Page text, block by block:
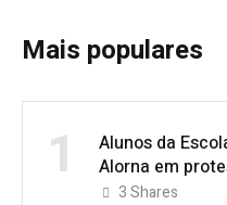
Mais populares
1
Alunos da
Alorna em
3Shares